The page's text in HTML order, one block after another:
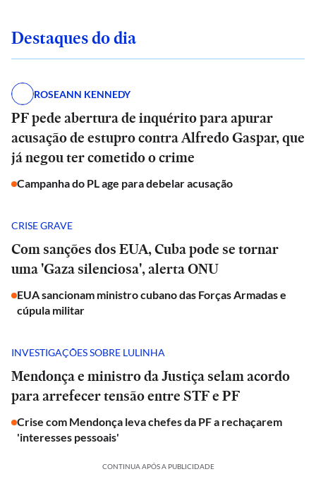
Destaques do dia
ROSEANN KENNEDY
PF pede abertura de inquérito para apurar
acusação de estupro contra Alfredo Gaspar, que
já negou ter cometido o crime
Campanha do PL age para debelar acusação
CRISE GRAVE
Com sanções dos EUA, Cuba pode se tornar
uma 'Gaza silenciosa', alerta ONU
EUA sancionam ministro cubano das Forças Armadas e
cúpula militar
INVESTIGAÇÕES SOBRE LULINHA
Mendonça e ministro da Justiça selam acordo
para arrefecer tensão entre STF e PF
Crise com Mendonça leva chefes da PF a rechaçarem
'interesses pessoais'
CONTINUA APÓS A PUBLICIDADE